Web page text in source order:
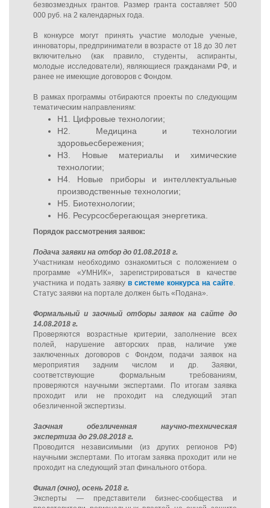
безвозмездных грантов. Размер гранта составляет 500
000 руб. на 2 календарных года.
В конкурсе могут принять участие молодые ученые,
инноваторы, предприниматели в возрасте от 18 до 30 лет
включительно (как правило, студенты, аспиранты,
молодые исследователи), являющиеся гражданами РФ, и
ранее не имеющие договоров с Фондом.
В рамках программы отбираются проекты по следующим
тематическим направлениям:
Н1. Цифровые технологии;
Н2. Медицина и технологии
здоровьесбережения;
Н3. Новые материалы и химические
технологии;
Н4. Новые приборы и интеллектуальные
производственные технологии;
Н5. Биотехнологии;
Н6. Ресурсосберегающая энергетика.
Порядок рассмотрения заявок:
Подача заявки на отбор до 01.08.2018 г.
Участникам необходимо ознакомиться с положением о
программе «УМНИК», зарегистрироваться в качестве
участника и подать заявку в системе конкурса на сайте
Статус заявки на портале должен быть «Подана».
Формальный и заочный отборы заявок на сайте до
14.08.2018 г.
Проверяются возрастные критерии, заполнение всех
полей, нарушение авторских прав, наличие уже
заключенных договоров с Фондом, подачи заявок на
мероприятия задним числом и др. Заявки,
соответствующие формальным требованиям,
проверяются научными экспертами. По итогам заявка
проходит или не проходит на следующий этап
обезличенной экспертизы.
Заочная обезличенная научно-техническая
экспертиза до 29.08.2018 г.
Проводится независимыми (из других регионов РФ)
научными экспертами. По итогам заявка проходит или не
проходит на следующий этап финального отбора.
Финал (очно), осень 2018 г.
Эксперты — представители бизнес-сообщества и